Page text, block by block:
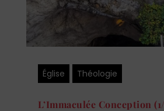
Église Théologie
L’Immaculée Conception